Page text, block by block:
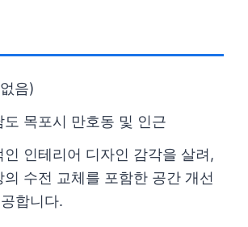
음)
도 목포시 만호동 및 인근
인 인테리어 디자인 감각을 살려,
의 수전 교체를 포함한 공간 개선
합니다.